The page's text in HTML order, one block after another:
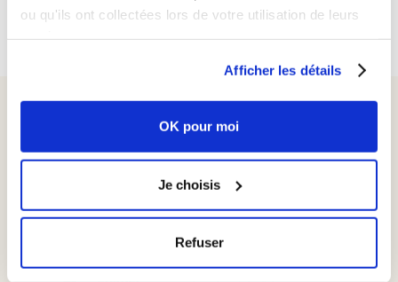
ou qu'ils ont collectées lors de votre utilisation de leurs
Afficher les détails
OK pour moi
Je choisis
Refuser
œuvre.
Articles à laune